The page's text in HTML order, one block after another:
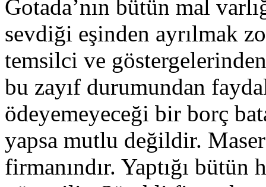
Gotada’nın bütün mal
sevdiği eşinden ayrılmak
temsilci ve
bu zayıf durumundan
ödeyemeyeceği bir borç
yapsa mutlu değildir.
firmanındır. Yaptığı